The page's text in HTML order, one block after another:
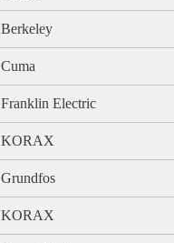
Berkeley
Cuma
Franklin Electric
KORAX
Grundfos
KORAX